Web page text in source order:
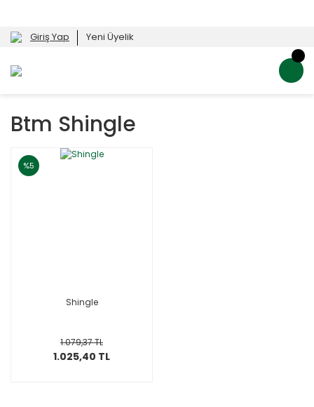
Giriş Yap Yeni Üyelik
Btm Shingle
%5
Shingle
1.079,37 TL
1.025,40 TL